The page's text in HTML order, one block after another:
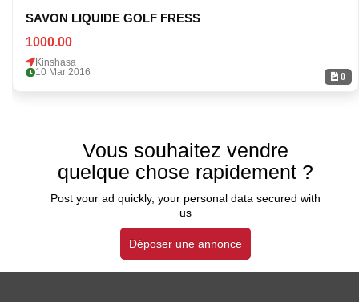
0
SAVON LIQUIDE GOLF FRESS
1000.00
Kinshasa
10 Mar 2016
Vous souhaitez vendre
quelque chose rapidement ?
Post your ad quickly, your personal data secured with
us
Déposer une annonce